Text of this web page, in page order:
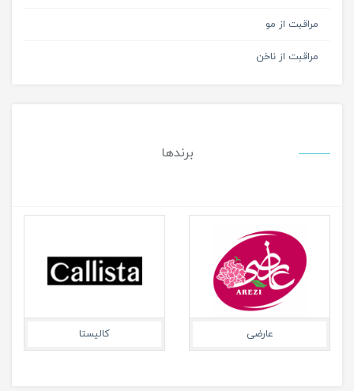
مراقبت از مو
مراقبت از ناخن
برندها
شون آرکو